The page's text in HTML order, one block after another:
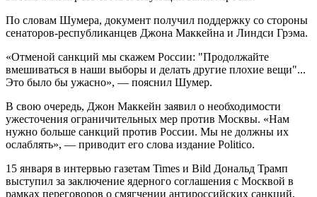
По словам Шумера, документ получил поддержку со стороны
сенаторов-республиканцев Джона Маккейна и Линдси Грэма.
«Отменой санкций мы скажем России: "Продолжайте
вмешиваться в наши выборы и делать другие плохие вещи"...
Это было бы ужасно», — пояснил Шумер.
В свою очередь, Джон Маккейн заявил о необходимости
ужесточения ограничительных мер против Москвы. «Нам
нужно больше санкций против России. Мы не должны их
ослаблять», — приводит его слова издание Politico.
15 января в интервью газетам Times и Bild Дональд Трамп
выступил за заключение ядерного соглашения с Москвой в
рамках переговоров о смягчении антироссийских санкций.